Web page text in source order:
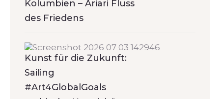
Kolumbien – Ariari Fluss
des Friedens
Kunst für die Zukunft:
Sailing
#Art4GlobalGoals